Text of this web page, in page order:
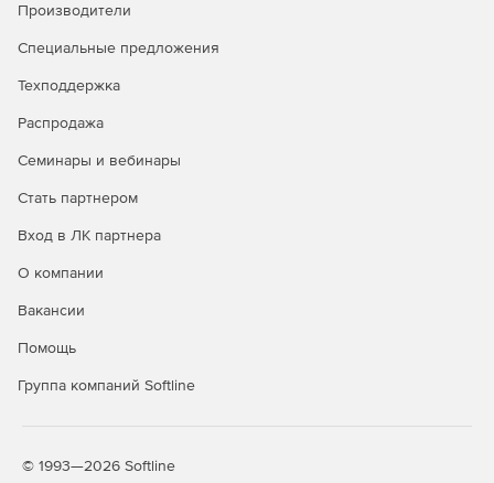
Производители
Специальные предложения
Техподдержка
Распродажа
Семинары и вебинары
Стать партнером
Вход в ЛК партнера
О компании
Вакансии
Помощь
Группа компаний Softline
© 1993—2026 Softline